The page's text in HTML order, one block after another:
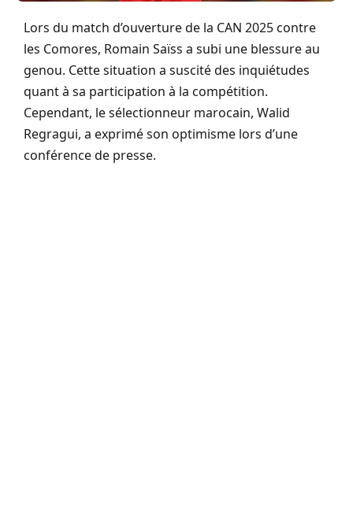
Lors du match d’ouverture de la CAN 2025 contre
les Comores, Romain Saïss a subi une blessure au
genou. Cette situation a suscité des inquiétudes
quant à sa participation à la compétition.
Cependant, le sélectionneur marocain, Walid
Regragui, a exprimé son optimisme lors d’une
conférence de presse.